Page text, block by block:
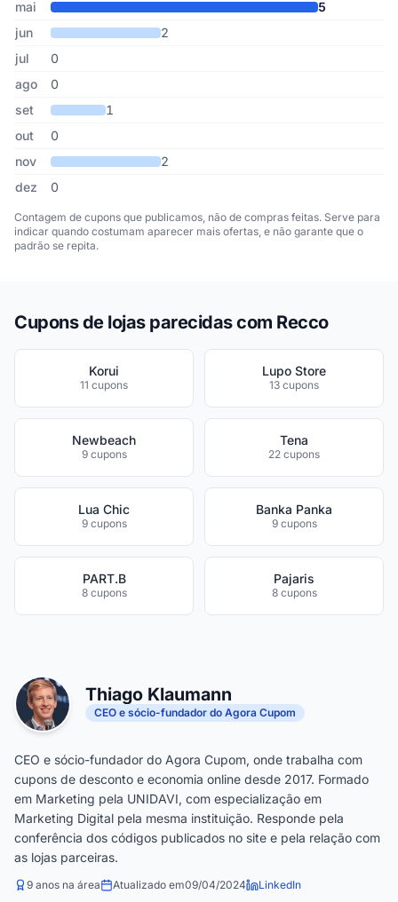
mai
5
jun
2
jul
0
ago
0
set
1
out
0
nov
2
dez
0
Contagem de cupons que publicamos, não de compras feitas. Serve para
indicar quando costumam aparecer mais ofertas, e não garante que o
padrão se repita.
Cupons de lojas parecidas com Recco
Korui
11 cupons
Lupo Store
13 cupons
Newbeach
9 cupons
Tena
22 cupons
Lua Chic
9 cupons
Banka Panka
9 cupons
PART.B
8 cupons
Pajaris
8 cupons
Thiago Klaumann
CEO e sócio-fundador do Agora Cupom
CEO e sócio-fundador do Agora Cupom, onde trabalha com
cupons de desconto e economia online desde 2017. Formado
em Marketing pela UNIDAVI, com especialização em
Marketing Digital pela mesma instituição. Responde pela
conferência dos códigos publicados no site e pela relação com
as lojas parceiras.
9 anos na área Atualizado em09/04/2024 LinkedIn